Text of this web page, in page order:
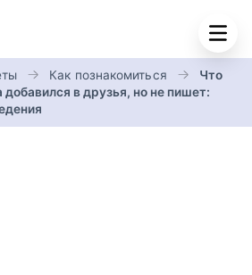
Как познакомиться
Что
в друзья, но не пишет: